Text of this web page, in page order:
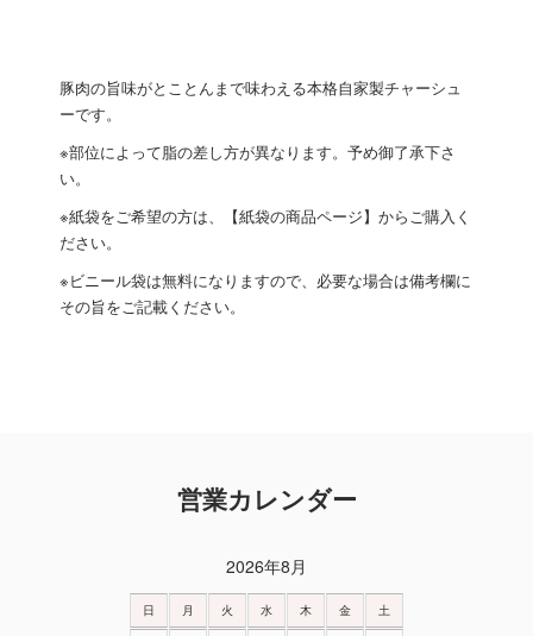
豚肉の旨味がとことんまで味わえる本格自家製チャーシュ
ーです。
※部位によって脂の差し方が異なります。予め御了承下さ
い。
※紙袋をご希望の方は、
【紙袋の商品ページ】 からご購入く
ださい。
※ビニール袋は無料になりますので、必要な場合は備考欄に
その旨をご記載ください。
営業カレンダー
2026年8月
日 月 火 水 木 金 土